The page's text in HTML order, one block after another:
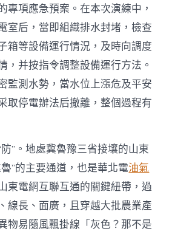
專項應急預案。在本次演練中，
室后，當即組織排水封堵，檢查
箱等設備運行情況，及時向調度
，并按指令調整設備運行方法。
監測水勢，當水位上漲危及平安
取停電辦法后撤離，整個過程有
”。地處冀魯豫三省接壤的山東
”的主要通道，也是華北電油氣
東電網互聯互通的關鍵紐帶，過
線長、面廣，且穿越大批農業產
物易隨風飄掛線「灰色？那不是